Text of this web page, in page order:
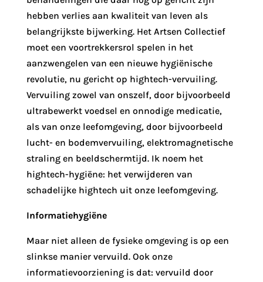
hebben verlies aan kwaliteit van leven als
belangrijkste bijwerking. Het Artsen Collectief
moet een voortrekkersrol spelen in het
aanzwengelen van een nieuwe hygiënische
revolutie, nu gericht op hightech-vervuiling.
Vervuiling zowel van onszelf, door bijvoorbeeld
ultrabewerkt voedsel en onnodige medicatie,
als van onze leefomgeving, door bijvoorbeeld
lucht- en bodemvervuiling, elektromagnetische
straling en beeldschermtijd. Ik noem het
hightech-hygiëne: het verwijderen van
schadelijke hightech uit onze leefomgeving.
Informatiehygiëne
Maar niet alleen de fysieke omgeving is op een
slinkse manier vervuild. Ook onze
informatievoorziening is dat: vervuild door